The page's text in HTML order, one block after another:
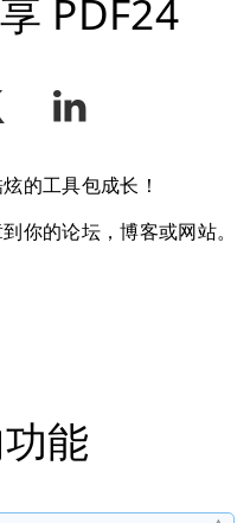
PDF24
的工具包成长！
你的论坛，博客或网站。
能